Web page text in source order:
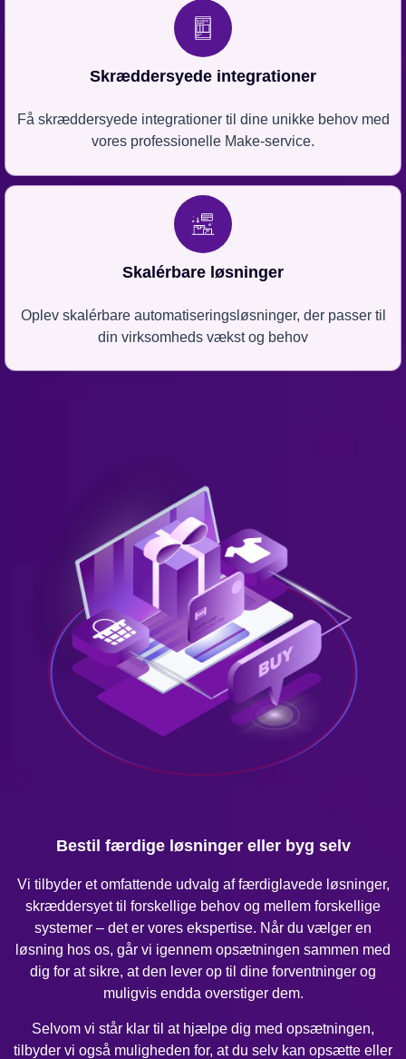
Skræddersyede integrationer
Få skræddersyede integrationer til dine unikke behov med
vores professionelle Make-service.
Skalérbare løsninger
Oplev skalérbare automatiseringsløsninger, der passer til
din virksomheds vækst og behov
Bestil færdige løsninger eller byg selv
Vi tilbyder et omfattende udvalg af færdiglavede løsninger,
skræddersyet til forskellige behov og mellem forskellige
systemer – det er vores ekspertise. Når du vælger en
løsning hos os, går vi igennem opsætningen sammen med
dig for at sikre, at den lever op til dine forventninger og
muligvis endda overstiger dem.
Selvom vi står klar til at hjælpe dig med opsætningen,
tilbyder vi også muligheden for, at du selv kan opsætte eller